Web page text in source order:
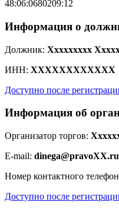
48:06:0680209:12
Информация о
Должник: Xxxxxxxxx
ИНН: XXXXXXXXXXXX
Доступно после
Информация об
Организатор торгов:
E-mail: dinega@pravoXX.ru
Номер контактного
Доступно после